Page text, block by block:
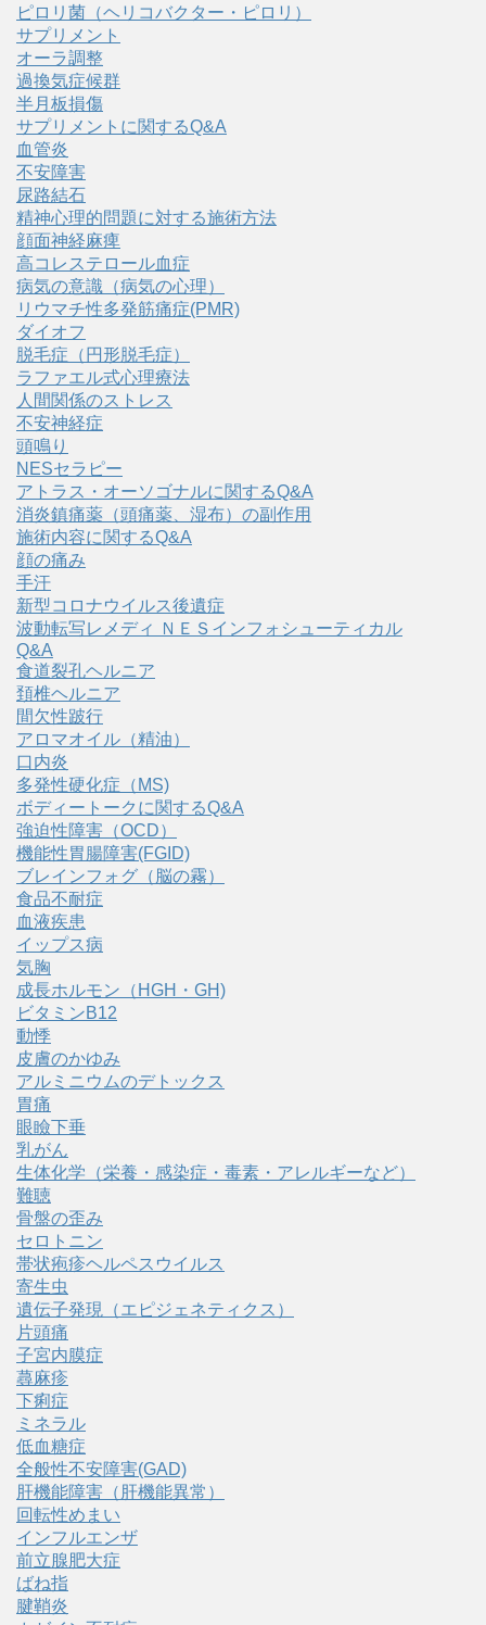
ピロリ菌（ヘリコバクター・ピロリ）
サプリメント
オーラ調整
過換気症候群
半月板損傷
サプリメントに関するQ&A
血管炎
不安障害
尿路結石
精神心理的問題に対する施術方法
顔面神経麻痺
高コレステロール血症
病気の意識（病気の心理）
リウマチ性多発筋痛症(PMR)
ダイオフ
脱毛症（円形脱毛症）
ラファエル式心理療法
人間関係のストレス
不安神経症
頭鳴り
NESセラピー
アトラス・オーソゴナルに関するQ&A
消炎鎮痛薬（頭痛薬、湿布）の副作用
施術内容に関するQ&A
顔の痛み
手汗
新型コロナウイルス後遺症
波動転写レメディ ＮＥＳインフォシューティカル
Q&A
食道裂孔ヘルニア
頚椎ヘルニア
間欠性跛行
アロマオイル（精油）
口内炎
多発性硬化症（MS)
ボディートークに関するQ&A
強迫性障害（OCD）
機能性胃腸障害(FGID)
ブレインフォグ（脳の霧）
食品不耐症
血液疾患
イップス病
気胸
成長ホルモン（HGH・GH)
ビタミンB12
動悸
皮膚のかゆみ
アルミニウムのデトックス
胃痛
眼瞼下垂
乳がん
生体化学（栄養・感染症・毒素・アレルギーなど）
難聴
骨盤の歪み
セロトニン
帯状疱疹ヘルペスウイルス
寄生虫
遺伝子発現（エピジェネティクス）
片頭痛
子宮内膜症
蕁麻疹
下痢症
ミネラル
低血糖症
全般性不安障害(GAD)
肝機能障害（肝機能異常）
回転性めまい
インフルエンザ
前立腺肥大症
ばね指
腱鞘炎